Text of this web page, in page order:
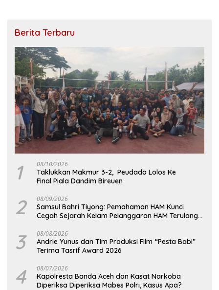
Berita Terbaru
1 08/10/2026
Taklukkan Makmur 3-2, Peudada Lolos Ke
Final Piala Dandim Bireuen
2 08/09/2026
Samsul Bahri Tiyong: Pemahaman HAM Kunci
Cegah Sejarah Kelam Pelanggaran HAM Terulang
3 08/08/2026
Andrie Yunus dan Tim Produksi Film “Pesta Babi”
Terima Tasrif Award 2026
4 08/07/2026
Kapolresta Banda Aceh dan Kasat Narkoba
Diperiksa Diperiksa Mabes Polri, Kasus Apa?